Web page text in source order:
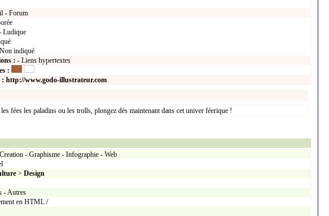
- Forum
Ludique
indiqué
: - Liens hypertextes
:
: http://www.godo-illustrateur.com
fées les paladins ou les trolls, plongez dés maintenant dans cet univer féerique !
- Graphisme - Infographie - Web
> Design
- Autres
en HTML /